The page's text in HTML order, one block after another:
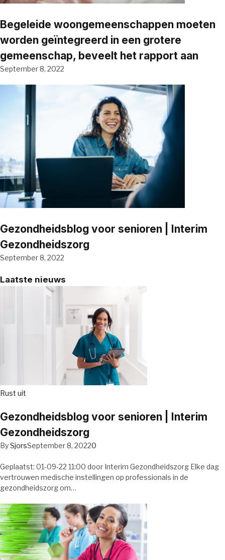
Begeleide woongemeenschappen moeten
worden geïntegreerd in een grotere
gemeenschap, beveelt het rapport aan
September 8, 2022
Gezondheidsblog voor senioren | Interim
Gezondheidszorg
September 8, 2022
Laatste nieuws
Rust uit
Gezondheidsblog voor senioren | Interim
Gezondheidszorg
BySjorsSeptember 8, 20220
Geplaatst: 01-09-22 11:00 door Interim Gezondheidszorg Elke dag
vertrouwen medische instellingen op professionals in de
gezondheidszorg om…